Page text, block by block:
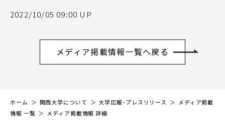
2022/10/05 09:00 UP
メディア掲載情報一覧へ戻る
ホーム 関西大学について 大学広報・プレスリリース
メディア掲載
情報 一覧
メディア掲載情報 詳細